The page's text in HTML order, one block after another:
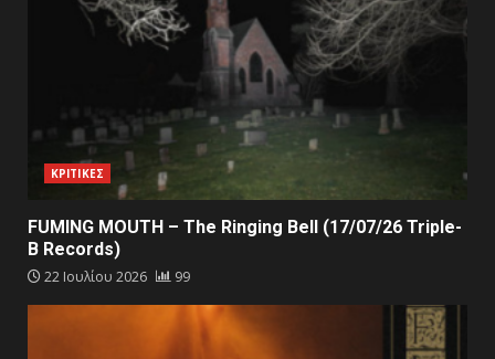
ΚΡΙΤΙΚΕΣ
FUMING MOUTH – The Ringing Bell (17/07/26 Triple-
B Records)
22 Ιουλίου 2026 99